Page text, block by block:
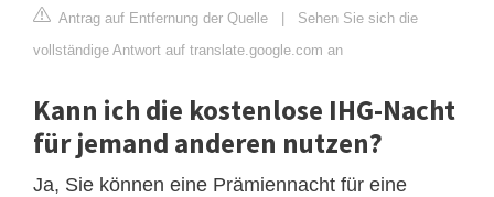
Antrag auf Entfernung der Quelle | Sehen Sie sich die
vollständige Antwort auf translate.google.com an
Kann ich die kostenlose IHG-Nacht
für jemand anderen nutzen?
Ja, Sie können eine Prämiennacht für eine